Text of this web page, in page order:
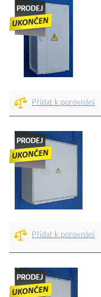
Přidat k porovnání
Přidat k porovnání